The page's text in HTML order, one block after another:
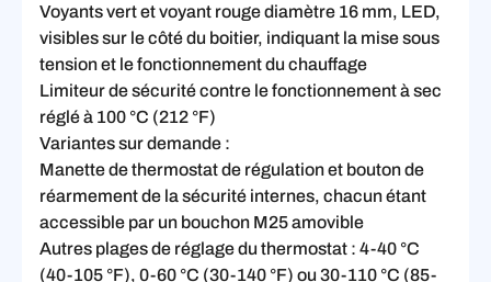
Voyants vert et voyant rouge diamètre 16 mm, LED,
visibles sur le côté du boitier, indiquant la mise sous
tension et le fonctionnement du chauffage
Limiteur de sécurité contre le fonctionnement à sec
réglé à 100 °C (212 °F)
Variantes sur demande :
Manette de thermostat de régulation et bouton de
réarmement de la sécurité internes, chacun étant
accessible par un bouchon M25 amovible
Autres plages de réglage du thermostat : 4-40 °C
(40-105 °F), 0-60 °C (30-140 °F) ou 30-110 °C (85-